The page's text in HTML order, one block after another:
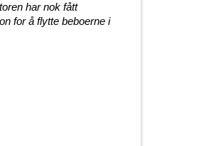
har nok fått
for å flytte beboerne i